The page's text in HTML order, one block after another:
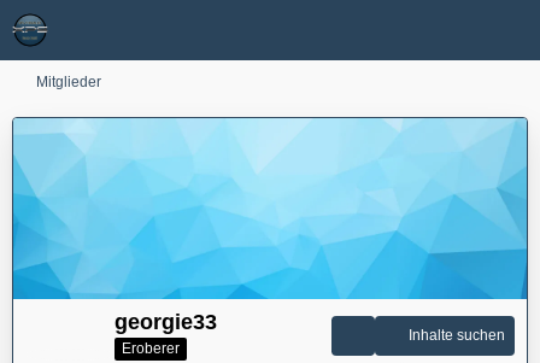
Mitglieder
georgie33
Eroberer
Inhalte suchen